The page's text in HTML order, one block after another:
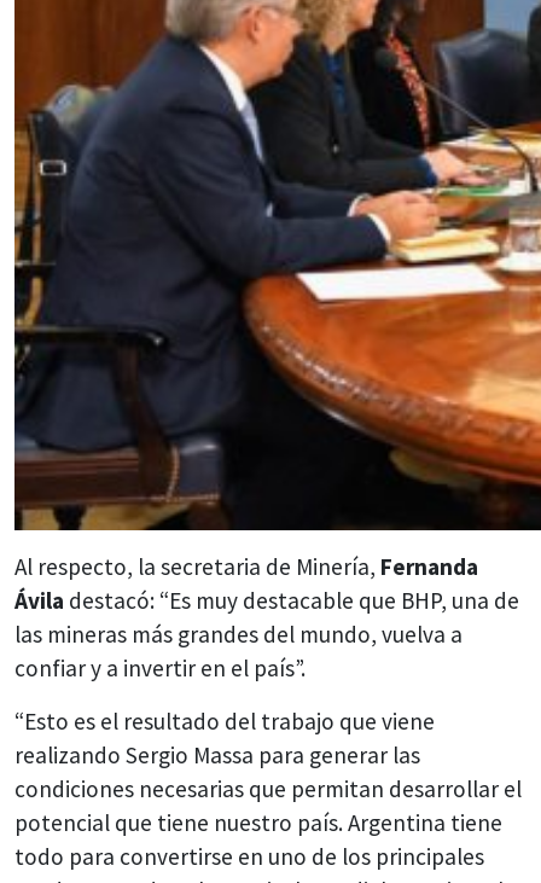
Al respecto, la secretaria de Minería, Fernanda
Ávila destacó: “Es muy destacable que BHP, una de
las mineras más grandes del mundo, vuelva a
confiar y a invertir en el país”.
“Esto es el resultado del trabajo que viene
realizando Sergio Massa para generar las
condiciones necesarias que permitan desarrollar el
potencial que tiene nuestro país. Argentina tiene
todo para convertirse en uno de los principales